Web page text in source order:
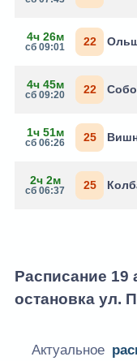
4ч 26м
сб 09:01 22
4ч 45м
сб 09:20 22
1ч 51м
сб 06:26 25
2ч 2м
сб 06:37 25
Расписание 19
остановка ул.
Актуальное